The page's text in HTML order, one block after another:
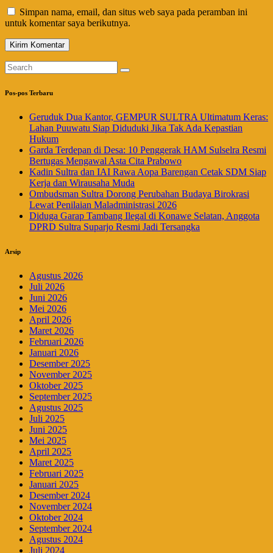
Simpan nama, email, dan situs web saya pada peramban ini
untuk komentar saya berikutnya.
Pos-pos Terbaru
Geruduk Dua Kantor, GEMPUR SULTRA Ultimatum Keras:
Lahan Puuwatu Siap Diduduki Jika Tak Ada Kepastian
Hukum
Garda Terdepan di Desa: 10 Penggerak HAM Sulselra Resmi
Bertugas Mengawal Asta Cita Prabowo
Kadin Sultra dan IAI Rawa Aopa Barengan Cetak SDM Siap
Kerja dan Wirausaha Muda
Ombudsman Sultra Dorong Perubahan Budaya Birokrasi
Lewat Penilaian Maladministrasi 2026
Diduga Garap Tambang Ilegal di Konawe Selatan, Anggota
DPRD Sultra Suparjo Resmi Jadi Tersangka
Arsip
Agustus 2026
Juli 2026
Juni 2026
Mei 2026
April 2026
Maret 2026
Februari 2026
Januari 2026
Desember 2025
November 2025
Oktober 2025
September 2025
Agustus 2025
Juli 2025
Juni 2025
Mei 2025
April 2025
Maret 2025
Februari 2025
Januari 2025
Desember 2024
November 2024
Oktober 2024
September 2024
Agustus 2024
Juli 2024